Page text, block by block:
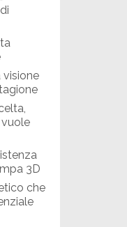
visione
vuole
3D
che